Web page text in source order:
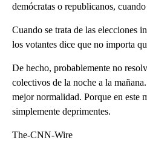
demócratas o republicanos,
Cuando se trata de las elecciones
los votantes dice que no importa
De hecho, probablemente no
colectivos de la noche a la
mejor normalidad. Porque en este
simplemente deprimentes.
The-CNN-Wire